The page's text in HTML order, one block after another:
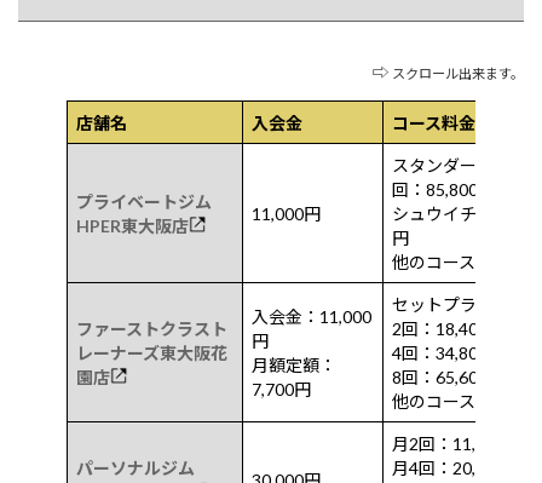
⇨ スクロール出来ます。
店舗名 入会金 コース料金
プライベートジム
HPER東大阪店
11,000円
スタンダードコー
回：85,800円
シュウイチコース8
円
他のコースあり
ファーストクラスト
レーナーズ東大阪花
園店
入会金：11,000
円
月額定額：
7,700円
セットプラン
2回：18,400円
4回：34,800円
8回：65,600円
他のコースあり
パーソナルジム
30,000円
月2回：11,000円
月4回：20,800円